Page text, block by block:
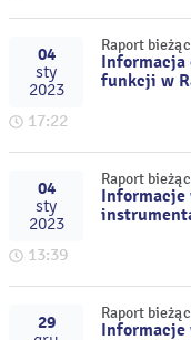
04
sty
2023
17:22
Raport
Informacja
funkcji w
04
sty
2023
13:39
Raport
Informacje
29
Raport
Informacje